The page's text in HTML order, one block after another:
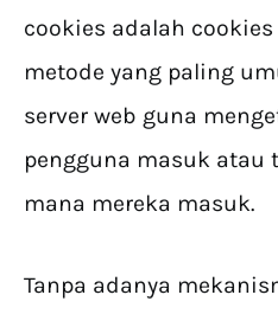
cookies adalah
metode yang paling
server web guna
pengguna masuk atau
mana mereka masuk.
Tanpa adanya